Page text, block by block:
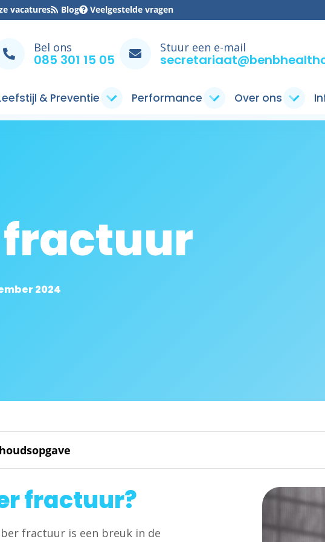
vacatures Blog Veelgestelde vragen
Bel ons
085 301 15 05
Stuur een e-mail
& Preventie Performance Over ons
2024
fractuur?
fractuur is een breuk in de